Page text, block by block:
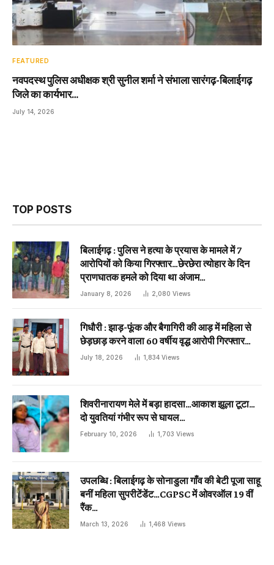
FEATURED
नवपदस्थ पुलिस अधीक्षक श्री सुनील शर्मा ने संभाला सारंगढ़-बिलाईगढ़
जिले का कार्यभार…
July 14, 2026
TOP POSTS
बिलाईगढ़ : पुलिस ने हत्या के प्रयास के मामले में 7
आरोपियों को किया गिरफ्तार…छेरछेरा त्योहार के दिन
प्राणघातक हमले को दिया था अंजाम…
January 8, 2026 2,080 Views
गिधौरी : झाड़-फूंक और बैगागिरी की आड़ में महिला से
छेड़छाड़ करने वाला 60 वर्षीय वृद्ध आरोपी गिरफ्तार…
July 18, 2026 1,834 Views
शिवरीनारायण मेले में बड़ा हादसा…आकाश झूला टूटा…
दो युवतियां गंभीर रूप से घायल…
February 10, 2026 1,703 Views
उपलब्धि : बिलाईगढ़ के सोनाडुला गाँव की बेटी पूजा साहू
बनीं महिला सुपरीटेंडेंट…CGPSC में ओवरऑल 19 वीं
रैंक…
March 13, 2026 1,468 Views